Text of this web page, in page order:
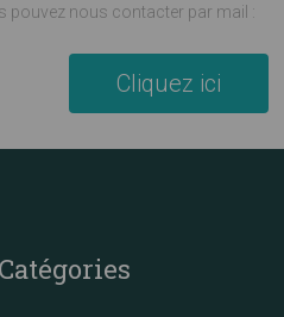
pouvez nous contacter par mail :
Cliquez ici
Catégories